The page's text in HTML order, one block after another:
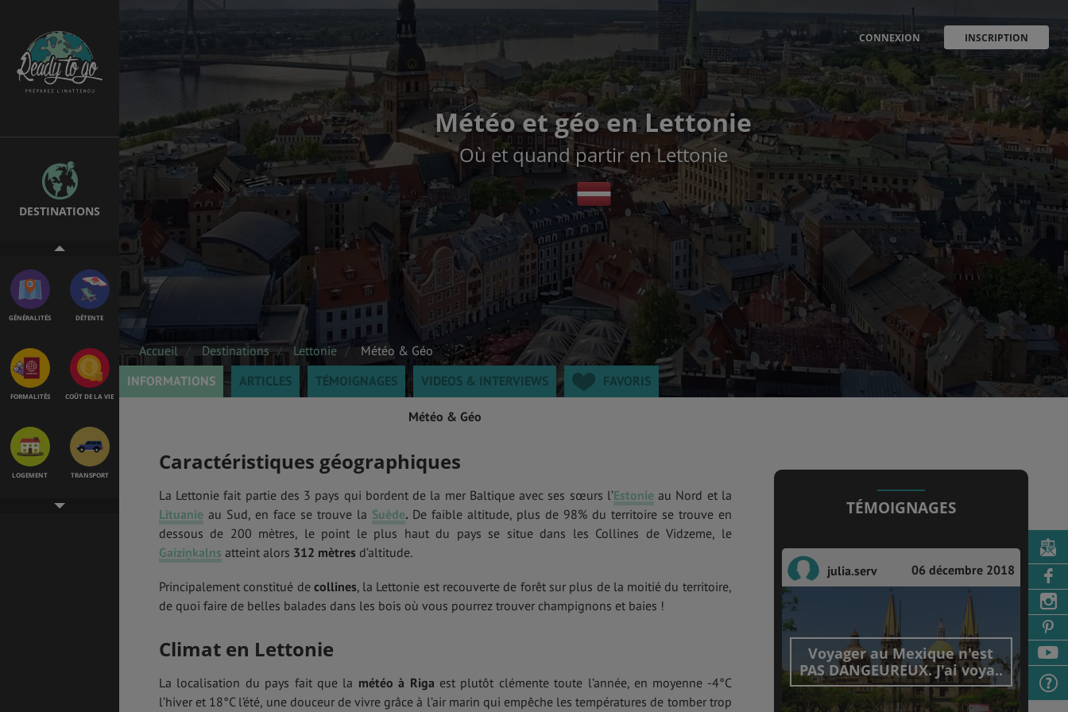
DESTINATIONS
EMPLOIS &
STAGES
BONS PLANS
GÉNÉRALITÉS DÉTENTE
FORMALITÉS COÛT DE LA VIE
LOGEMENT TRANSPORT
CONNEXION INSCRIPTION
Météo et géo en Lettonie
Où et quand partir en Lettonie
Accueil Destinations Lettonie
Météo & Géo
INFORMATIONS
ARTICLES TÉMOIGNAGES VIDEOS & INTERVIEWS FAVORIS
Météo & Géo
Caractéristiques géographiques
La Lettonie fait partie des 3 pays qui bordent de la mer Baltique avec ses sœurs l’Estonieau Nord et la
Lituanie au Sud, en face se trouve la Suède. De faible altitude, plus de 98% du territoire se trouve en
dessous de 200 mètres, le point le plus haut du pays se situe dans les Collines de Vidzeme, le
Gaiziņkalns atteint alors 312 mètres d’altitude.
Principalement constitué de collines, la Lettonie est recouverte de forêt sur plus de la moitié du territoire,
de quoi faire de belles balades dans les bois où vous pourrez trouver champignons et baies !
Climat en Lettonie
La localisation du pays fait que la météo à Riga est plutôt clémente toute l’année, en moyenne -4°C
l’hiver et 18°C l’été, une douceur de vivre grâce à l’air marin qui empêche les températures de tomber trop
TÉMOIGNAGES
julia.serv 06 décembre 2018
Voyager au Mexique n'est
PAS DANGEUREUX. J'ai voya..